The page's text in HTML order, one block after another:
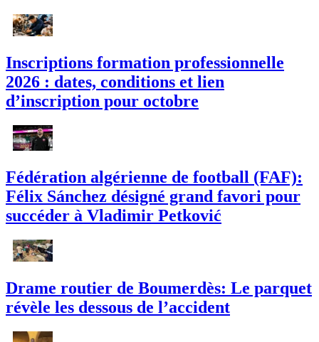
Inscriptions formation professionnelle
2026 : dates, conditions et lien
d’inscription pour octobre
Fédération algérienne de football (FAF):
Félix Sánchez désigné grand favori pour
succéder à Vladimir Petković
Drame routier de Boumerdès: Le parquet
révèle les dessous de l’accident